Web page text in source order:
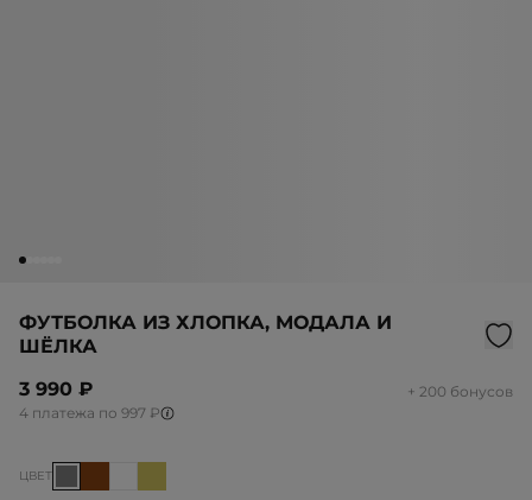
ФУТБОЛКА ИЗ ХЛОПКА, МОДАЛА И
ШЁЛКА
3 990 ₽
+ 200 бонусов
4 платежа по 997 ₽
ЦВЕТ